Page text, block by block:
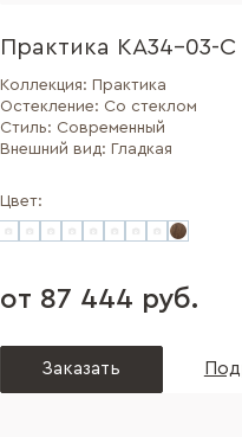
Практика КА34-03-С
Коллекция: Практика
Остекление: Со стеклом
Стиль: Современный
Внешний вид: Гладкая
Цвет:
от 87 444 руб.
Заказать